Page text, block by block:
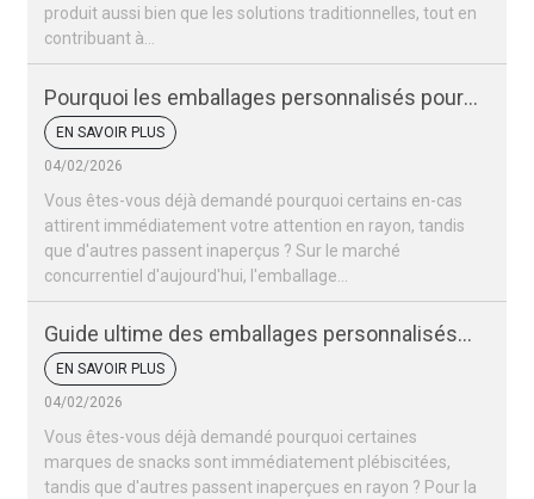
produit aussi bien que les solutions traditionnelles, tout en
contribuant à...
Pourquoi les emballages personnalisés pour
vos snacks sont-ils si importants pour votre
marque ?
EN SAVOIR PLUS
04/02/2026
Vous êtes-vous déjà demandé pourquoi certains en-cas
attirent immédiatement votre attention en rayon, tandis
que d'autres passent inaperçus ? Sur le marché
concurrentiel d'aujourd'hui, l'emballage…
Guide ultime des emballages personnalisés
pour snacks
EN SAVOIR PLUS
04/02/2026
Vous êtes-vous déjà demandé pourquoi certaines
marques de snacks sont immédiatement plébiscitées,
tandis que d'autres passent inaperçues en rayon ? Pour la